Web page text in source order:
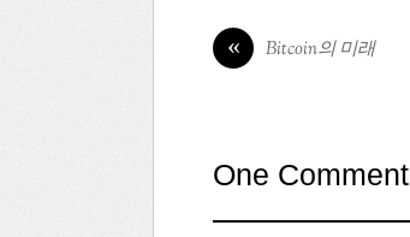
« Bitcoin의 미래
One Comment